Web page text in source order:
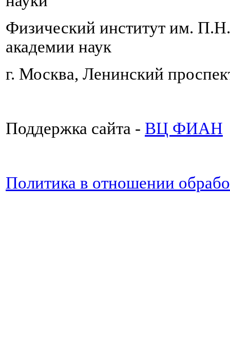
Физический институт им.
академии наук
г. Москва, Ленинский
Поддержка сайта - ВЦ ФИАН
Политика в отношении